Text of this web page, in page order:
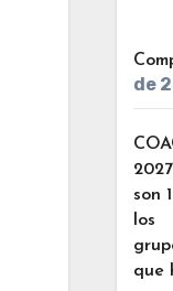
de
son
los
que